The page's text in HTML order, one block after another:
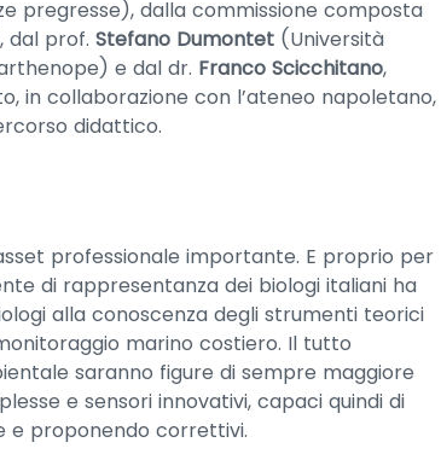
pregresse), dalla commissione composta
dal prof. Stefano Dumontet (Università
e dal dr. Franco Scicchitano,
in collaborazione con l’ateneo napoletano,
didattico.
professionale importante. E proprio per
di rappresentanza dei biologi italiani ha
alla conoscenza degli strumenti teorici
marino costiero. Il tutto
saranno figure di sempre maggiore
e sensori innovativi, capaci quindi di
e proponendo correttivi.